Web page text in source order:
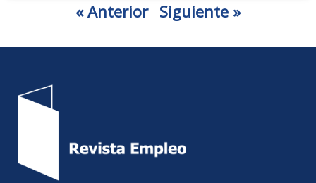
« Anterior Siguiente »